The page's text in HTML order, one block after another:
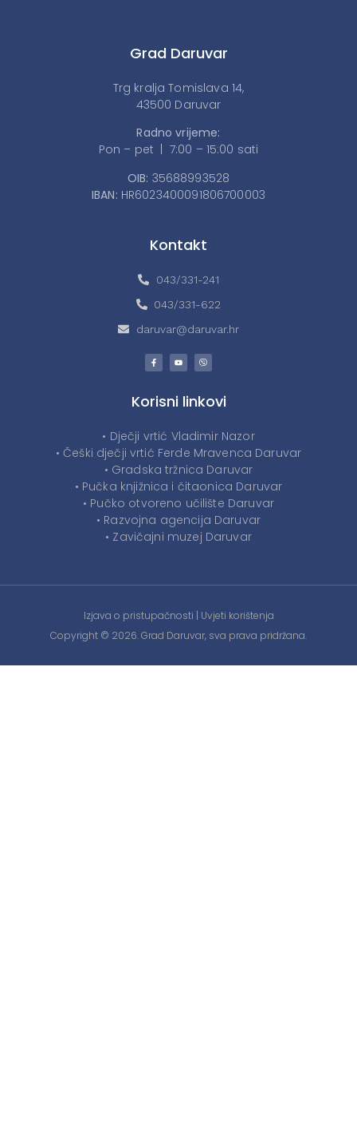
Grad Daruvar
Trg kralja Tomislava 14,
43500 Daruvar
Radno vrijeme:
Pon – pet | 7:00 – 15:00 sati
OIB: 35688993528
IBAN: HR6023400091806700003
Kontakt
043/331-241
043/331-622
daruvar@daruvar.hr
Korisni linkovi
• Dječji vrtić Vladimir Nazor
• Češki dječji vrtić Ferde Mravenca Daruvar
• Gradska tržnica Daruvar
• Pučka knjižnica i čitaonica Daruvar
• Pučko otvoreno učilište Daruvar
• Razvojna agencija Daruvar
• Zavičajni muzej Daruvar
Izjava o pristupačnosti | Uvjeti korištenja
Copyright © 2026. Grad Daruvar, sva prava pridržana.